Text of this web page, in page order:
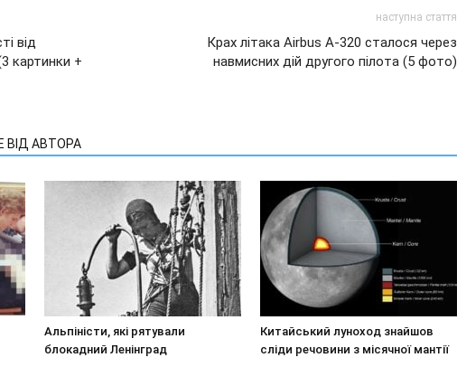
від
картинки +
наступна стаття
Крах літака Airbus A-320 сталося через
навмисних дій другого пілота (5 фото)
ВІД АВТОРА
Альпіністи, які рятували
блокадний Ленінград
Китайський луноход знайшов
сліди речовини з місячної мантії